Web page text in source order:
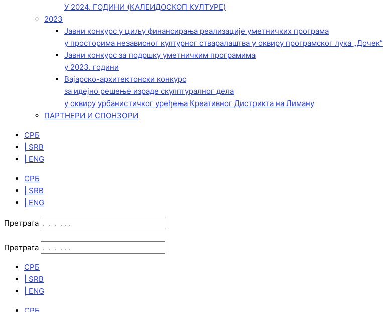
У 2024. ГОДИНИ (КАЛЕИДОСКОП КУЛТУРЕ)
2023
Јавни конкурс у циљу финансирања реализације уметничких програма
у просторима независног културног стваралаштва у оквиру програмског лука „Дочек”
Јавни конкурс за подршку уметничким програмима
у 2023. години
Вајарско-архитектонски конкурс
за идејно решење израде скулптуралног дела
у оквиру урбанистичког уређења Креативног Дистрикта на Лиману
ПАРТНЕРИ И СПОНЗОРИ
СРБ
| SRB
| ENG
СРБ
| SRB
| ENG
Претрага
Претрага
СРБ
| SRB
| ENG